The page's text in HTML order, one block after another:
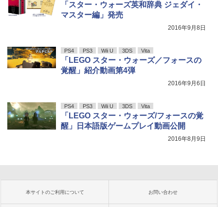
「スター・ウォーズ英和辞典 ジェダイ・
マスター編」発売
2016年9月8日
PS4 PS3 Wii U 3DS Vita
「LEGO スター・ウォーズ／フォースの
覚醒」紹介動画第4弾
2016年9月6日
PS4 PS3 Wii U 3DS Vita
「LEGO スター・ウォーズ/フォースの覚
醒」日本語版ゲームプレイ動画公開
2016年8月9日
本サイトのご利用について お問い合わせ